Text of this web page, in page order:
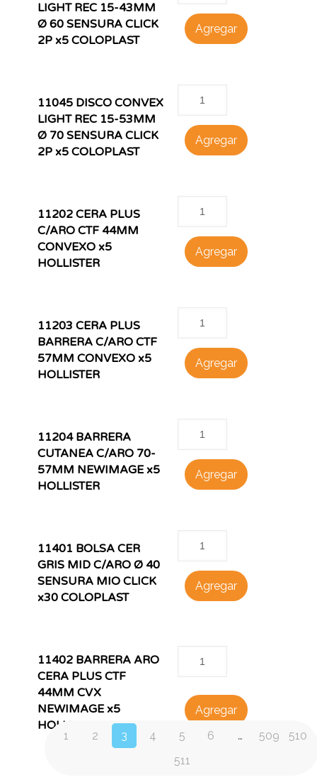
LIGHT REC 15-43MM
Ø 60 SENSURA CLICK
2P x5 COLOPLAST
Agregar
11045 DISCO CONVEX
LIGHT REC 15-53MM
Ø 70 SENSURA CLICK
2P x5 COLOPLAST
Agregar
11202 CERA PLUS
C/ARO CTF 44MM
CONVEXO x5
HOLLISTER
Agregar
11203 CERA PLUS
BARRERA C/ARO CTF
57MM CONVEXO x5
HOLLISTER
Agregar
11204 BARRERA
CUTANEA C/ARO 70-
57MM NEWIMAGE x5
HOLLISTER
Agregar
11401 BOLSA CER
GRIS MID C/ARO Ø 40
SENSURA MIO CLICK
x30 COLOPLAST
Agregar
11402 BARRERA ARO
CERA PLUS CTF
44MM CVX
NEWIMAGE x5
HOLLISTER
Agregar
1
2 3 4 5 6 … 509
510
511